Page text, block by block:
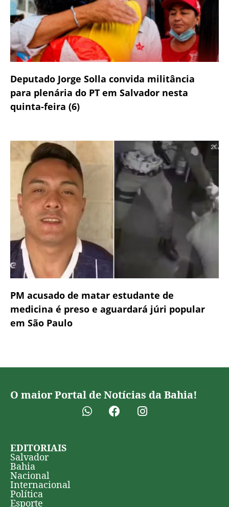
Deputado Jorge Solla convida militância
para plenária do PT em Salvador nesta
quinta-feira (6)
PM acusado de matar estudante de
medicina é preso e aguardará júri popular
em São Paulo
O maior Portal de Notícias da Bahia!
EDITORIAIS
Salvador
Bahia
Nacional
Internacional
Política
Esporte